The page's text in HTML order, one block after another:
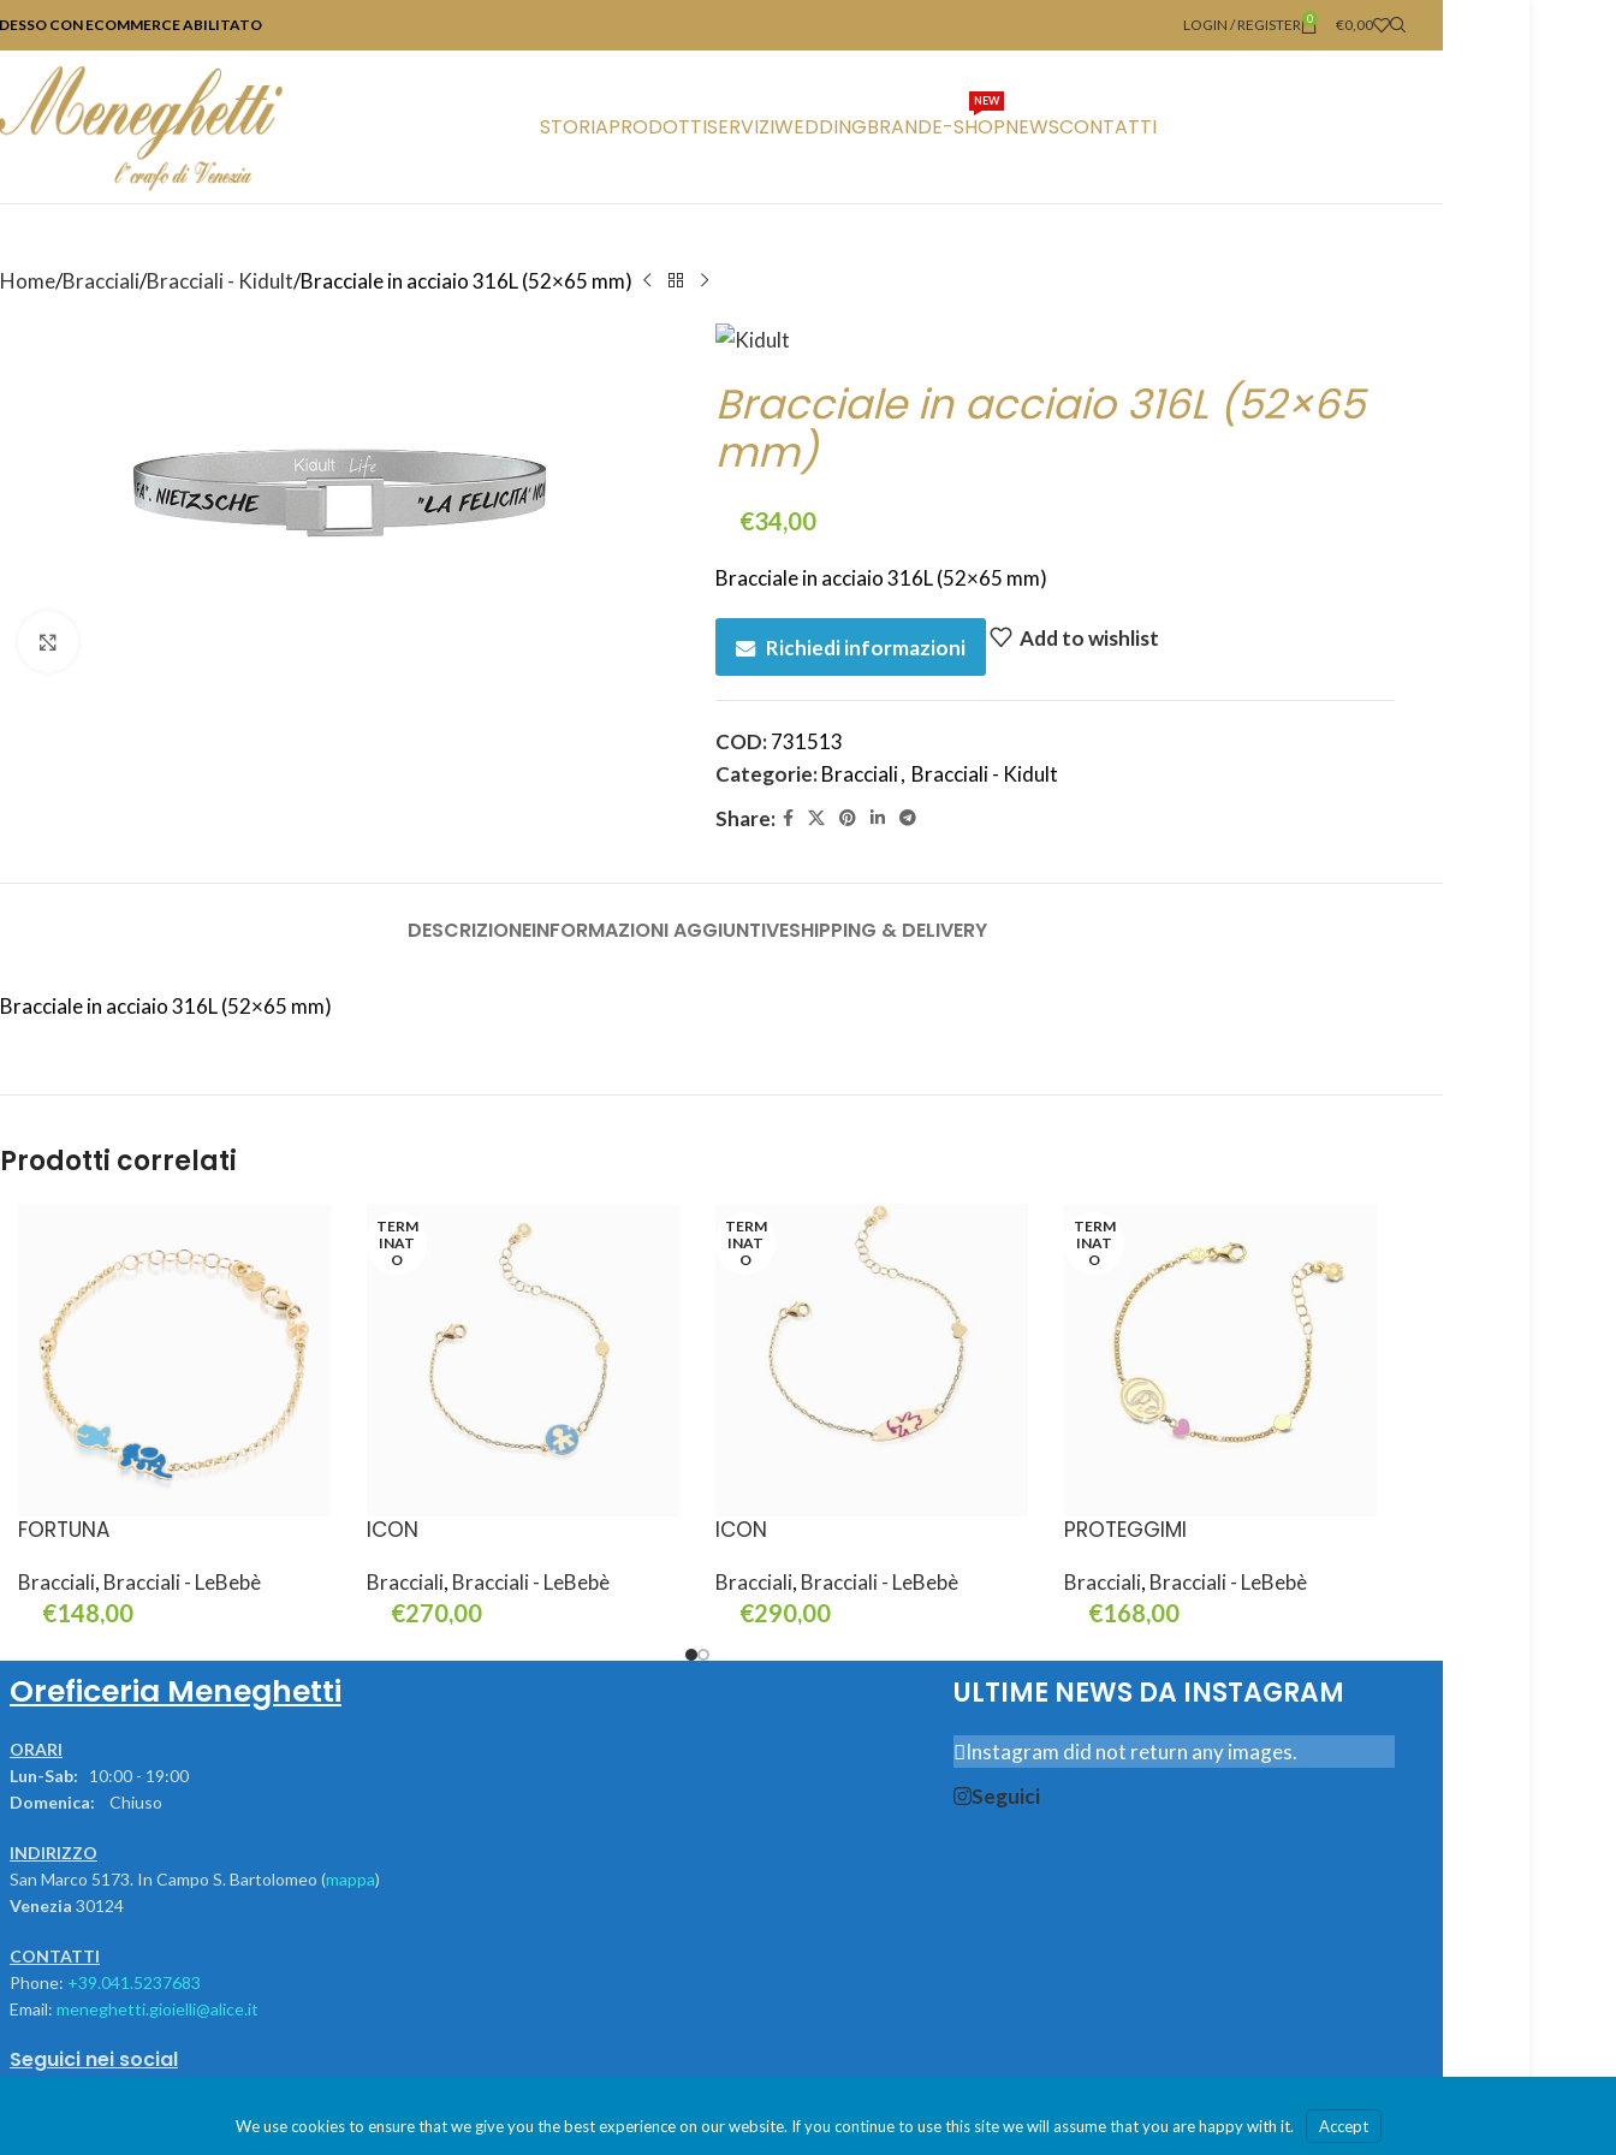
CON ECOMMERCE ABILITATO LOGIN / REGISTER 0 €0,00
STORIAPRODOTTISERVIZIWEDDINGBRANDE-SHOP
NEW
NEWSCONTATTI
Home Bracciali Bracciali - Kidult Bracciale in acciaio 316L (52×65 mm)
Bracciale in acciaio 316L (52×65
mm)
€34,00
Bracciale in acciaio 316L (52×65 mm)
Richiedi informazioni Add to wishlist
COD:731513
Categorie:Bracciali, Bracciali - Kidult
Share:
DESCRIZIONEINFORMAZIONI AGGIUNTIVESHIPPING & DELIVERY
Bracciale in acciaio 316L (52×65 mm)
Prodotti correlati
FORTUNA
Bracciali, Bracciali - LeBebè
€148,00
TERM
INAT
O
ICON
Bracciali, Bracciali - LeBebè
€270,00
TERM
INAT
O
ICON
Bracciali, Bracciali - LeBebè
€290,00
TERM
INAT
O
PROTEGGIMI
Bracciali, Bracciali - LeBebè
€168,00
Oreficeria Meneghetti
ORARI
Lun-Sab: 10:00 - 19:00
Domenica:
Chiuso
INDIRIZZO
San Marco 5173. In Campo S. Bartolomeo (mappa)
Venezia 30124
CONTATTI
Phone: +39.041.5237683
Email: meneghetti.gioielli@alice.it
Seguici nei social
ULTIME NEWS DA INSTAGRAM
Instagram did not return any images.
Seguici
Utilizziamo i cookie per essere sicuri che tu possa avere la migliore esperienza sul nostro sito. Se continui ad utilizzare questo sito noi assumiamo che tu ne sia felice.
We use cookies to ensure that we give you the best experience on our website. If you continue to use this site we will assume that you are happy with it. Accept